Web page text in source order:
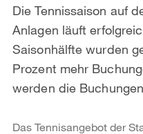
Die Tennissaison auf
Anlagen läuft
Saisonhälfte wurden
Prozent mehr
werden die
Das Tennisangebot der